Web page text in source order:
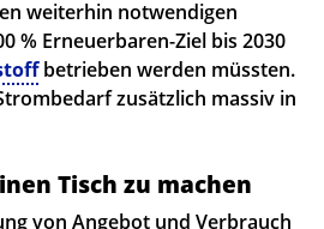
weiterhin notwendigen
% Erneuerbaren-Ziel bis 2030
betrieben werden müssten.
zusätzlich massiv in
Tisch zu machen
von Angebot und Verbrauch